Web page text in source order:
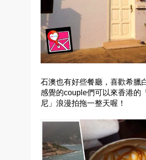
石澳也有好些餐廳，喜歡希臘
感覺的couple們可以來香港的
尼」浪漫拍拖一整天喔！